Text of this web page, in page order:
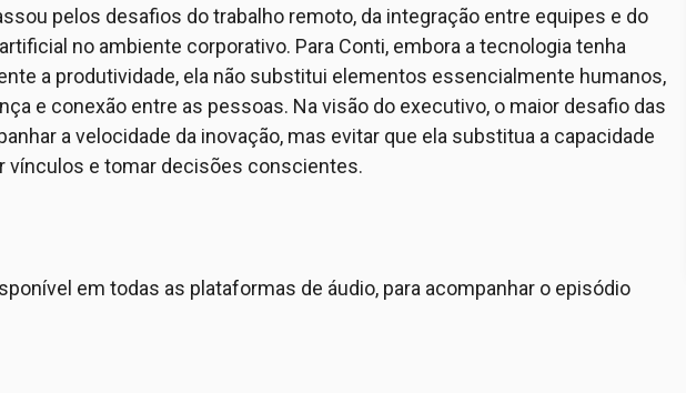
pelos desafios do trabalho remoto, da integração entre equipes e do
no ambiente corporativo. Para Conti, embora a tecnologia tenha
a produtividade, ela não substitui elementos essencialmente humanos,
e conexão entre as pessoas. Na visão do executivo, o maior desafio das
a velocidade da inovação, mas evitar que ela substitua a capacidade
vínculos e tomar decisões conscientes.
em todas as plataformas de áudio, para acompanhar o episódio